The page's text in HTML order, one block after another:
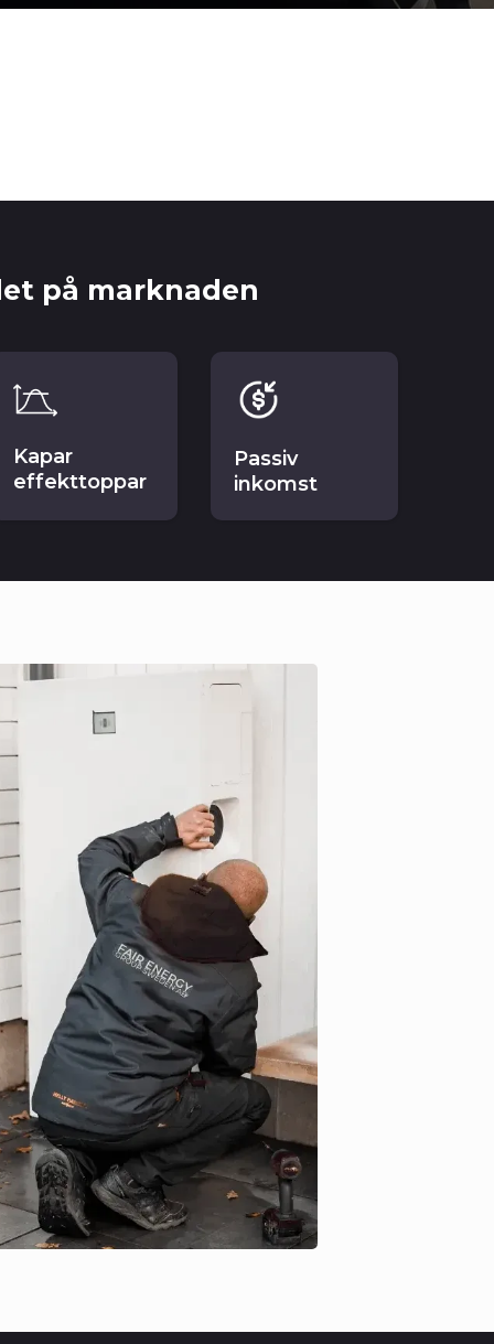
på marknaden
Kapar
effekttoppar
Passiv
inkomst